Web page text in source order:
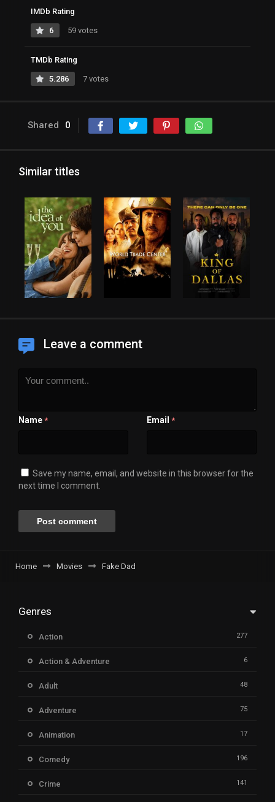
IMDb Rating
6 59 votes
TMDb Rating
5.286 7 votes
Shared 0
Similar titles
Leave a comment
Name * Email *
Save my name, email, and website in this browser for the
next time I comment.
Home Movies Fake Dad
Genres
Action 277
Action & Adventure 6
Adult 48
Adventure 75
Animation 17
Comedy 196
Crime 141